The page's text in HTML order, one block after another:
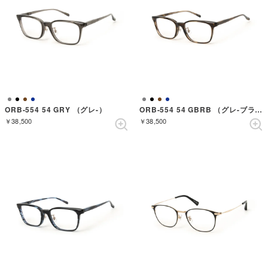
ORB-554 54 GRY （グレ-）
￥38,500
ORB-554 54 GBRB （グレ-ブラウンバンブーゴールド）
￥38,500